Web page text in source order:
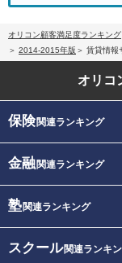
オリコン顧客満足度ランキング
2014-2015年版
賃貸情報
オリコ
保険関連ランキング
金融関連ランキング
塾関連ランキング
スクール関連ランキ